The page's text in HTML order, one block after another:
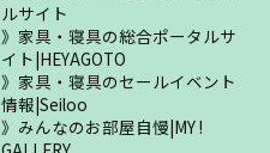
ルサイト
家具・寝具の総合ポータルサ
イト|HEYAGOTO
家具・寝具のセールイベント
情報|Seiloo
みんなのお部屋自慢|MY !